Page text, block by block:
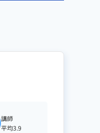
講師
平均3.9